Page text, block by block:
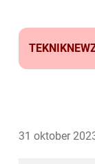
31 oktober